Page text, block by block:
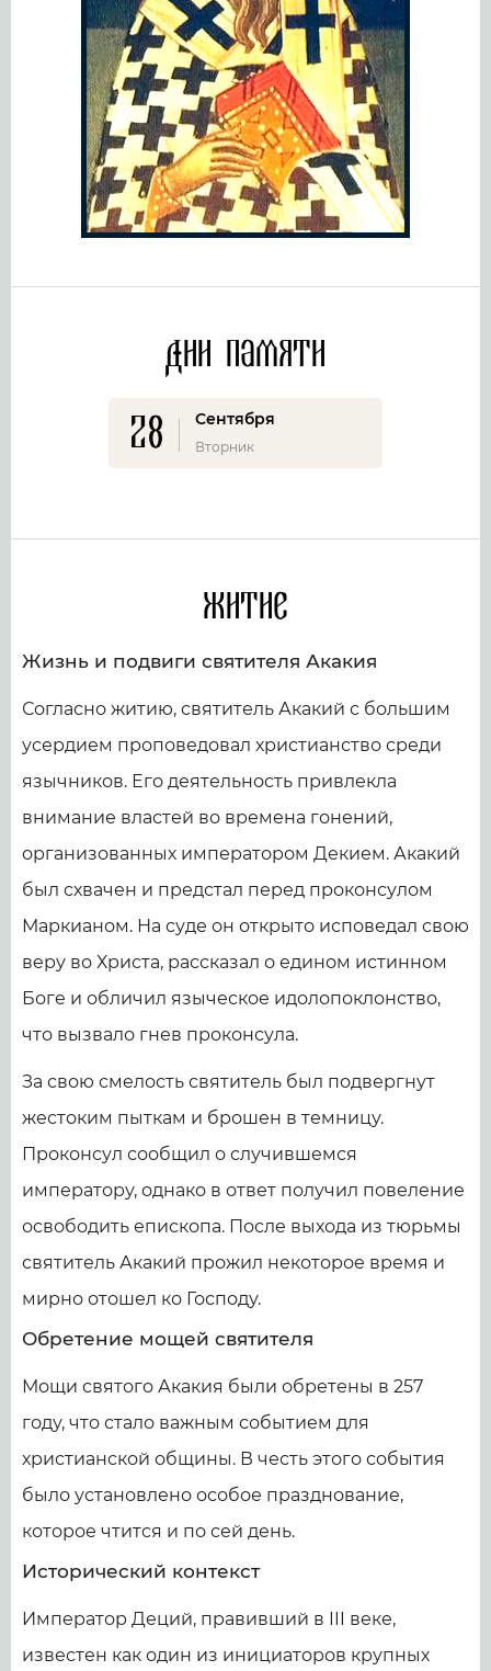
Дни памяти
28 Сентября
Вторник
Житие
Жизнь и подвиги святителя Акакия
Согласно житию, святитель Акакий с большим
усердием проповедовал христианство среди
язычников. Его деятельность привлекла
внимание властей во времена гонений,
организованных императором Декием. Акакий
был схвачен и предстал перед проконсулом
Маркианом. На суде он открыто исповедал свою
веру во Христа, рассказал о едином истинном
Боге и обличил языческое идолопоклонство,
что вызвало гнев проконсула.
За свою смелость святитель был подвергнут
жестоким пыткам и брошен в темницу.
Проконсул сообщил о случившемся
императору, однако в ответ получил повеление
освободить епископа. После выхода из тюрьмы
святитель Акакий прожил некоторое время и
мирно отошел ко Господу.
Обретение мощей святителя
Мощи святого Акакия были обретены в 257
году, что стало важным событием для
христианской общины. В честь этого события
было установлено особое празднование,
которое чтится и по сей день.
Исторический контекст
Император Деций, правивший в III веке,
известен как один из инициаторов крупных